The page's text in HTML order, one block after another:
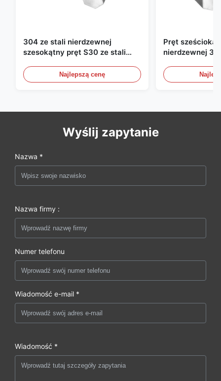
304 ze stali nierdzewnej
szesokątny pręt S30 ze stali
wyciągniętej na zimno
Najlepszą cenę
Pręt
nierdzewnej
jasnej stali
przemysłu
Wyślij zapytanie
Nazwa *
Nazwa firmy :
Numer telefonu
Wiadomość e-mail *
Wiadomość *